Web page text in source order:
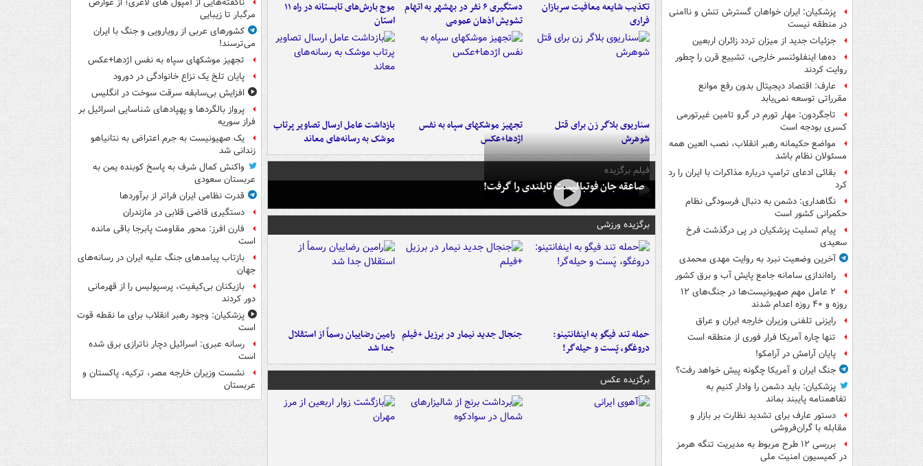
پزشکیان: ایران خواهان گسترش تنش و ناامنی
در منطقه نیست
جزئیات جدید از میزان تردد زائران اربعین
ده‌ها اینفلوئنسر خارجی، تشییع قرن را چطور
روایت کردند
عارف: اقتصاد دیجیتال بدون رفع موانع
مقرراتی توسعه نمی‌یابد
تاجگردون: مهار تورم در گرو تامین غیرتورمی
کسری بودجه است
مواضع حکیمانه رهبر انقلاب، نصب العین همه
مسئولان نظام باشد
بقائی ادعای ترامپ درباره مذاکرات با ایران را رد
کرد
نگاهداری: دشمن به دنبال فرسودگی نظام
حکمرانی کشور است
پیام تسلیت پزشکیان در پی درگذشت فرخ
سعیدی
آخرین وضعیت نبرد به روایت مهدی محمدی
راه‌اندازی سامانه جامع پایش آب و برق کشور
۲ عامل مهم صهیونیست‌ها در جنگ‌های ۱۲
روزه و ۴۰ روزه اعدام شدند
رایزنی تلفنی وزیران خارجه ایران و عراق
تنها چاره آمریکا فرار فوری از منطقه است
پایان آرامش در آرامکو!
جنگ ایران و آمریکا چگونه پیش خواهد رفت؟
پزشکیان: باید دشمن را وادار کنیم به
تفاهم‎نامه پایبند بماند
دستور عارف برای تشدید نظارت بر بازار و
مقابله با گران‌فروشی
بررسی ۱۲ طرح مربوط به مدیریت تنگه هرمز
در کمیسیون امنیت ملی
تکذیب شایعه معافیت سربازان
فراری
دستگیری ۶ نفر در بهشهر به اتهام
تشویش اذهان عمومی
موج بارش‌های تابستانه در راه ۱۱
استان
سناریوی بلاگر زن برای قتل
شوهرش
تجهیز موشکهای سپاه به نفس
اژدها+عکس
بازداشت عامل ارسال تصاویر پرتاب
موشک به رسانه‌های معاند
فیلم برگزیده
صاعقه جان فوتبالیست تایلندی را گرفت!
برگزیده ورزشی
حمله تند فیگو به اینفانتینو:
دروغگو، پَست‌ و حیله‌گر!
جنجال جدید نیمار در برزیل +فیلم رامین رضاییان رسماً از استقلال
جدا شد
برگزیده عکس
ناگفته‌هایی از آمپول های لاغری؛ از عوارض
مرگبار تا زیبایی
کشورهای عربی از رویارویی و جنگ با ایران
می‌ترسند!
تجهیز موشکهای سپاه به نفس اژدها+عکس
پایان تلخ یک نزاع خانوادگی در دورود
افزایش بی‌سابقه سرقت سوخت در انگلیس
پرواز بالگردها و پهپادهای شناسایی اسرائیل بر
فراز سوریه
یک صهیونیست به جرم اعتراض به نتانیاهو
زندانی شد
واکنش کمال شرف به پاسخ کوبنده یمن به
عربستان سعودی
قدرت نظامی ایران فراتر از برآوردها
دستگیری قاضی قلابی در مازندران
فارن افرز: محور مقاومت پابرجا باقی مانده
است
بازتاب پیامدهای جنگ علیه ایران در رسانه‌های
جهان
بازیکنان بی‌کیفیت، پرسپولیس را از قهرمانی
دور کردند
پزشکیان: وجود رهبر انقلاب برای ما نقطه قوت
است
رسانه عبری: اسرائیل دچار ناترازی برق شده
است
نشست وزیران خارجه مصر، ترکیه، پاکستان و
عربستان